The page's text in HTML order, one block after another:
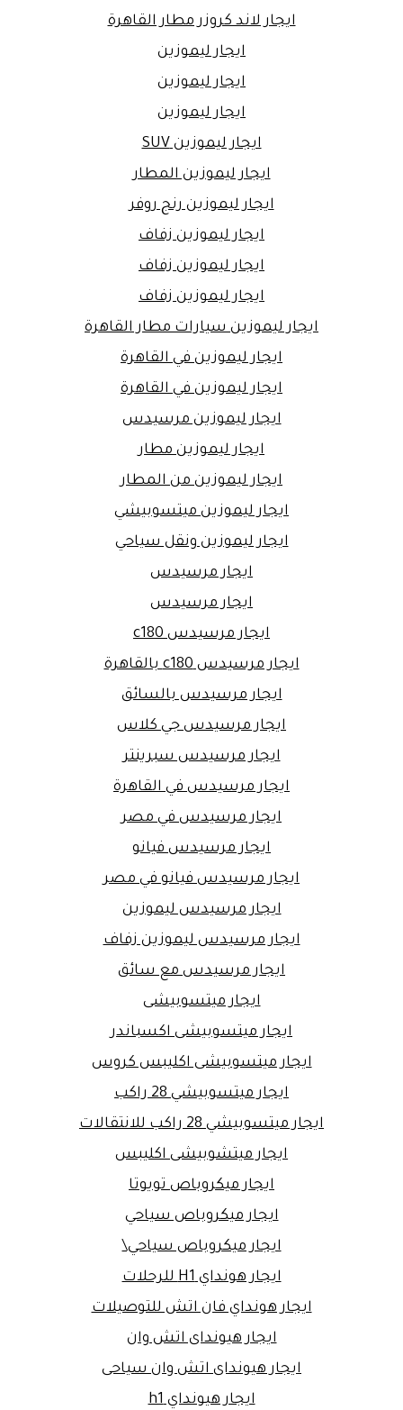
ايجار لاند كروزر مطار القاهرة
ايجار ليموزين
ايجار ليموزين
ايجار ليموزين
ايجار ليموزين SUV
ايجار ليموزين المطار
ايجار ليموزين رنج روفر
ايجار ليموزين زفاف
ايجار ليموزين زفاف
ايجار ليموزين زفاف
ايجار ليموزين سيارات مطار القاهرة
ايجار ليموزين في القاهرة
ايجار ليموزين في القاهرة
ايجار ليموزين مرسيدس
ايجار ليموزين مطار
ايجار ليموزين من المطار
ايجار ليموزين ميتسوبيشي
ايجار ليموزين ونقل سياحي
ايجار مرسيدس
ايجار مرسيدس
ايجار مرسيدس c180
ايجار مرسيدس c180 بالقاهرة
ايجار مرسيدس بالسائق
ايجار مرسيدس جي كلاس
ايجار مرسيدس سبرينتر
ايجار مرسيدس في القاهرة
ايجار مرسيدس في مصر
ايجار مرسيدس فيانو
ايجار مرسيدس فيانو في مصر
ايجار مرسيدس ليموزين
ايجار مرسيدس ليموزين زفاف
ايجار مرسيدس مع سائق
ايجار ميتسوبيشى
ايجار ميتسوبيشى اكسباندر
ايجار ميتسوبيشى اكليبس كروس
ايجار ميتسوبيشي 28 راكب
ايجار ميتسوبيشي 28 راكب للانتقالات
ايجار ميتشوبيشى اكليبس
ايجار ميكروباص تويوتا
ايجار ميكروباص سياحي
ايجار ميكروباص سياحي\
ايجار هونداي H1 للرحلات
ايجار هونداي فان اتش للتوصيلات
ايجار هيونداى اتش وان
ايجار هيونداى اتش وان سياحى
ايجار هيونداي h1